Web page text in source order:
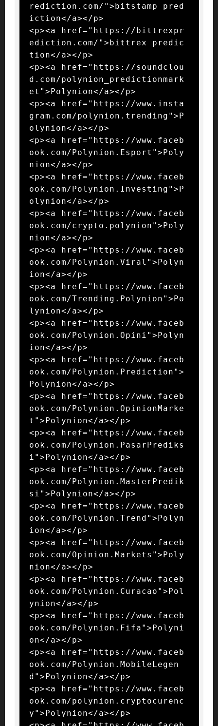
rediction.com/">bitstamp pred
iction</a></p>
<p><a href="https://bittrexpr
ediction.com/">bittrex predic
tion</a></p>
<p><a href="https://soundclou
d.com/polynion_predictionmark
et">Polynion</a></p>
<p><a href="https://www.insta
gram.com/polynion.trending">P
olynion</a></p>
<p><a href="https://www.faceb
ook.com/Polynion.Esport">Poly
nion</a></p>
<p><a href="https://www.faceb
ook.com/Polynion.Investing">P
olynion</a></p>
<p><a href="https://www.faceb
ook.com/crypto.polynion">Poly
nion</a></p>
<p><a href="https://www.faceb
ook.com/Polynion.Viral">Polyn
ion</a></p>
<p><a href="https://www.faceb
ook.com/Trending.Polynion">Po
lynion</a></p>
<p><a href="https://www.faceb
ook.com/Polynion.Opini">Polyn
ion</a></p>
<p><a href="https://www.faceb
ook.com/Polynion.Prediction">
Polynion</a></p>
<p><a href="https://www.faceb
ook.com/Polynion.OpinionMarke
t">Polynion</a></p>
<p><a href="https://www.faceb
ook.com/Polynion.PasarPrediks
i">Polynion</a></p>
<p><a href="https://www.faceb
ook.com/Polynion.MasterPredik
si">Polynion</a></p>
<p><a href="https://www.faceb
ook.com/Polynion.Trend">Polyn
ion</a></p>
<p><a href="https://www.faceb
ook.com/Opinion.Markets">Poly
nion</a></p>
<p><a href="https://www.faceb
ook.com/Polynion.Curacao">Pol
ynion</a></p>
<p><a href="https://www.faceb
ook.com/Polynion.Fifa">Polyni
on</a></p>
<p><a href="https://www.faceb
ook.com/Polynion.MobileLegen
d">Polynion</a></p>
<p><a href="https://www.faceb
ook.com/polynion.cryptocurenc
y">Polynion</a></p>